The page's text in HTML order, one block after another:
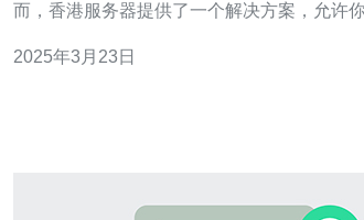
而，香港服务器提供了一个解决方案，允许
港数据中心的服务器。香港作为特别行政区，
2025年3月23日